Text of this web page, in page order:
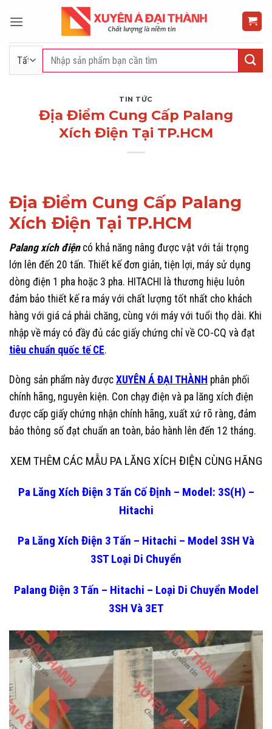
qua
Tìm
TIN TỨC
Địa Điểm Cung Cấp Palang
Xích Điện Tại TP.HCM
Địa Điểm Cung Cấp Palang
Xích Điện Tại TP.HCM
Palang xích điệncó khả năng nâng được vật với tải trọng
lớn lên đến 20 tấn. Thiết kế đơn giản, tiện lợi, máy sử dụng
dòng điện 1 pha hoặc 3 pha. HITACHI là thương hiệu luôn
đảm bảo thiết kế ra máy với chất lượng tốt nhất cho khách
hàng với giá cả phải chăng, cùng với máy với tuổi thọ dài. Khi
nhập về máy có đầy đủ các giấy chứng chỉ về CO-CQ và đạt
tiêu chuẩn quốc tế CE.
Dòng sản phẩm này được XUYÊN Á ĐẠI THÀNH phân phối
chính hãng, nguyên kiện. Con chạy điện và pa lăng xích điện
được cấp giấy chứng nhận chính hãng, xuất xứ rõ ràng, đảm
bảo thông số đạt chuẩn an toàn, bảo hành lên đến 12 tháng.
XEM THÊM CÁC MẪU PA LĂNG XÍCH ĐIỆN CÙNG HÃNG
Pa Lăng Xích Điện 3 Tấn Cố Định – Model: 3S(H) –
Hitachi
Pa Lăng Xích Điện 3 Tấn – Hitachi – Model 3SH Và
3ST Loại Di Chuyển
Palang Điện 3 Tấn – Hitachi – Loại Di Chuyển Model
3SH Và 3ET